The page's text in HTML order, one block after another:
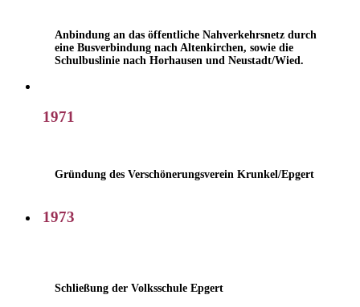
Anbindung an das öffentliche Nahverkehrsnetz durch
eine Busverbindung nach Altenkirchen, sowie die
Schulbuslinie nach Horhausen und Neustadt/Wied.
1971
Gründung des Verschönerungsverein Krunkel/Epgert
1973
Schließung der Volksschule Epgert